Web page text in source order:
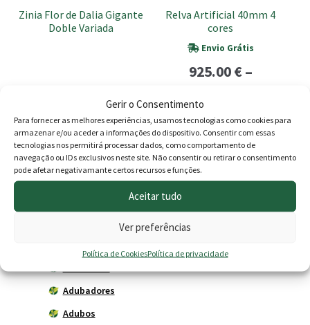
Gerir o Consentimento
Para fornecer as melhores experiências, usamos tecnologias como cookies para
armazenar e/ou aceder a informações do dispositivo. Consentir com essas
tecnologias nos permitirá processar dados, como comportamento de
navegação ou IDs exclusivos neste site. Não consentir ou retirar o consentimento
pode afetar negativamante certos recursos e funções.
Aceitar tudo
Ver preferências
Política de CookiesPolítica de privacidade
Zinia Flor de Dalia Gigante
Doble Variada
Adicionar
Relva Artificial 40mm 4
cores
Envio Grátis
925.00€–
range:
925.00 €
through
Ver opções
chosen
product
Adubadores
Adubos